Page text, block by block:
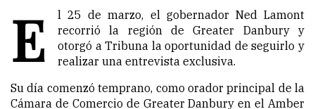
E
l 25 de marzo, el gobernador Ned Lamont
recorrió la región de Greater Danbury y
otorgó a Tribuna la oportunidad de seguirlo y
realizar una entrevista exclusiva.
Su día comenzó temprano, como orador principal de la
Cámara de Comercio de Greater Danbury en el Amber